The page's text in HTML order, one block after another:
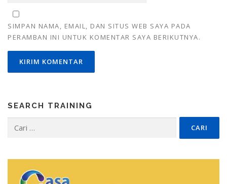
SIMPAN NAMA, EMAIL, DAN SITUS WEB SAYA PADA
PERAMBAN INI UNTUK KOMENTAR SAYA BERIKUTNYA.
SEARCH TRAINING
untuk: